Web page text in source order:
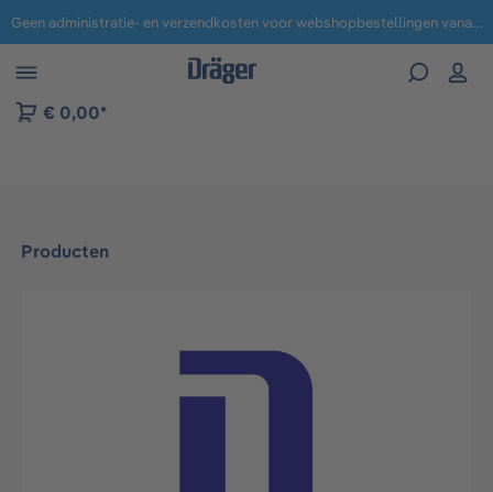
naar navigatie B2B-platform Geen administratie- en verzendkosten voor webshopbestellingen vanaf € 100,-.
€ 0,00*
Producten
Afbeeldingengalerij overslaan